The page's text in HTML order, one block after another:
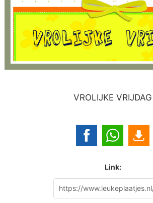
VROLIJKE VRIJDAG
Link: